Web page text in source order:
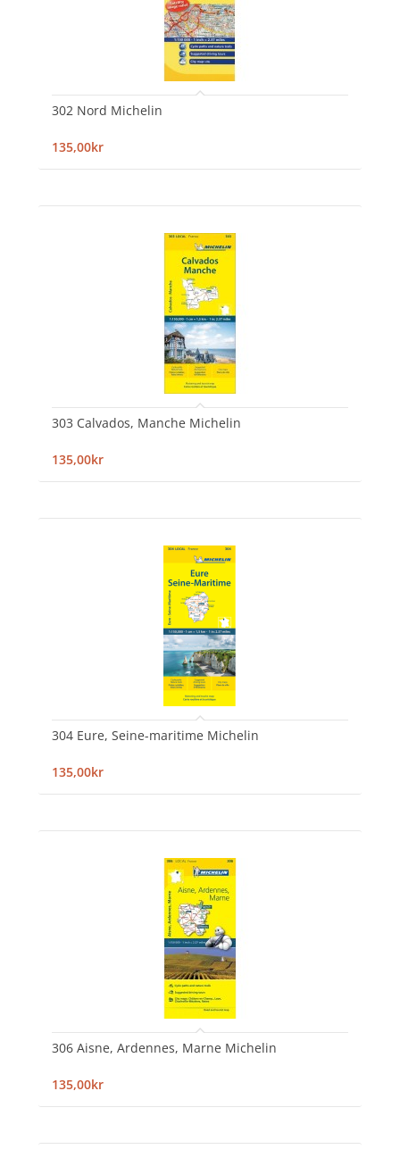
302 Nord Michelin
135,00kr
303 Calvados, Manche Michelin
135,00kr
304 Eure, Seine-maritime Michelin
135,00kr
306 Aisne, Ardennes, Marne Michelin
135,00kr